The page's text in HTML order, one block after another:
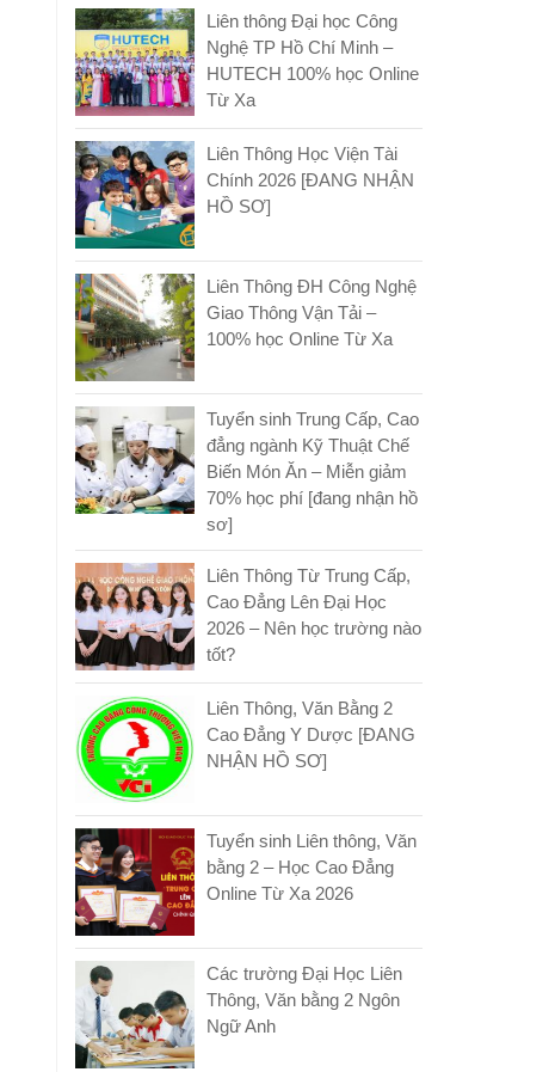
Liên thông Đại học Công
Nghệ TP Hồ Chí Minh –
HUTECH 100% học Online
Từ Xa
Liên Thông Học Viện Tài
Chính 2026 [ĐANG NHẬN
HỒ SƠ]
Liên Thông ĐH Công Nghệ
Giao Thông Vận Tải –
100% học Online Từ Xa
Tuyển sinh Trung Cấp, Cao
đẳng ngành Kỹ Thuật Chế
Biến Món Ăn – Miễn giảm
70% học phí [đang nhận hồ
sơ]
Liên Thông Từ Trung Cấp,
Cao Đẳng Lên Đại Học
2026 – Nên học trường nào
tốt?
Liên Thông, Văn Bằng 2
Cao Đẳng Y Dược [ĐANG
NHẬN HỒ SƠ]
Tuyển sinh Liên thông, Văn
bằng 2 – Học Cao Đẳng
Online Từ Xa 2026
Các trường Đại Học Liên
Thông, Văn bằng 2 Ngôn
Ngữ Anh